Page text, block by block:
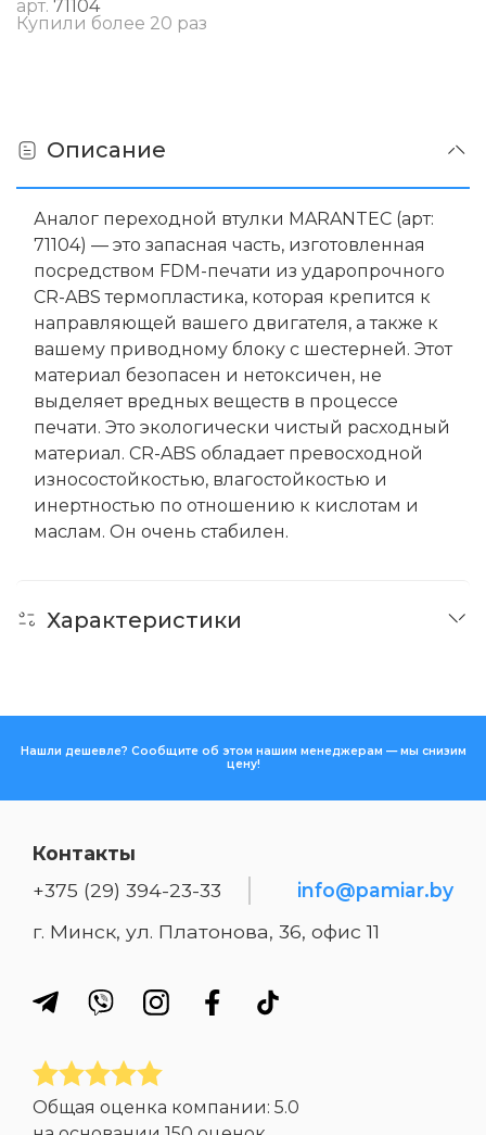
арт. 71104
Купили более 20 раз
Описание
Аналог переходной втулки MARANTEC (арт:
71104) — это запасная часть, изготовленная
посредством FDM-печати из ударопрочного
CR-ABS термопластика, которая крепится к
направляющей вашего двигателя, а также к
вашему приводному блоку с шестерней. Этот
материал безопасен и нетоксичен, не
выделяет вредных веществ в процессе
печати. Это экологически чистый расходный
материал. CR-ABS обладает превосходной
износостойкостью, влагостойкостью и
инертностью по отношению к кислотам и
маслам. Он очень стабилен.
Характеристики
Нашли дешевле? Сообщите об этом нашим менеджерам — мы снизим
цену!
Контакты
+375 (29) 394-23-33
info@pamiar.by
г. Минск, ул. Платонова, 36, офис 11
Общая оценка компании: 5.0